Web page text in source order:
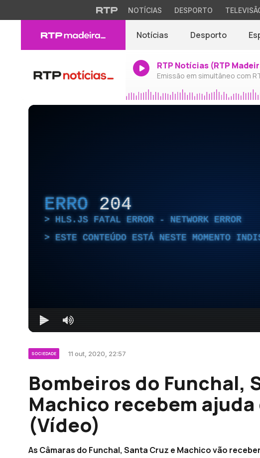
NOTÍCIAS DESPORTO
Notícias Desporto
RTP Notícias (RTP
Emissão em simultâneo com
ERRO 204
HLS.JS FATAL ERROR - NETWORK ERROR
ESTE CONTEÚDO ESTÁ NESTE MOMENTO
SOCIEDADE 11 out, 2020, 22:57
Bombeiros do Funchal,
Machico recebem ajuda
(Vídeo)
As Câmaras do Funchal, Santa Cruz e Machico vão